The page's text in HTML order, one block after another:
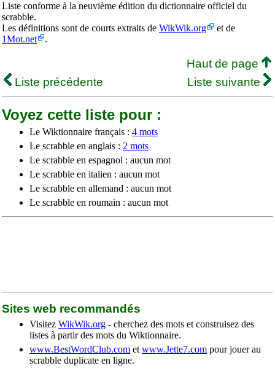
Liste conforme à la neuvième édition du dictionnaire officiel du
scrabble.
Les définitions sont de courts extraits de WikWik.org
et de
1Mot.net
.
Haut de page
Liste précédente
Liste suivante
Voyez cette liste pour :
Le Wiktionnaire français : 4 mots
Le scrabble en anglais : 2 mots
Le scrabble en espagnol : aucun mot
Le scrabble en italien : aucun mot
Le scrabble en allemand : aucun mot
Le scrabble en roumain : aucun mot
Sites web recommandés
Visitez WikWik.org - cherchez des mots et construisez des
listes à partir des mots du Wiktionnaire.
www.BestWordClub.com et www.Jette7.com pour jouer au
scrabble duplicate en ligne.